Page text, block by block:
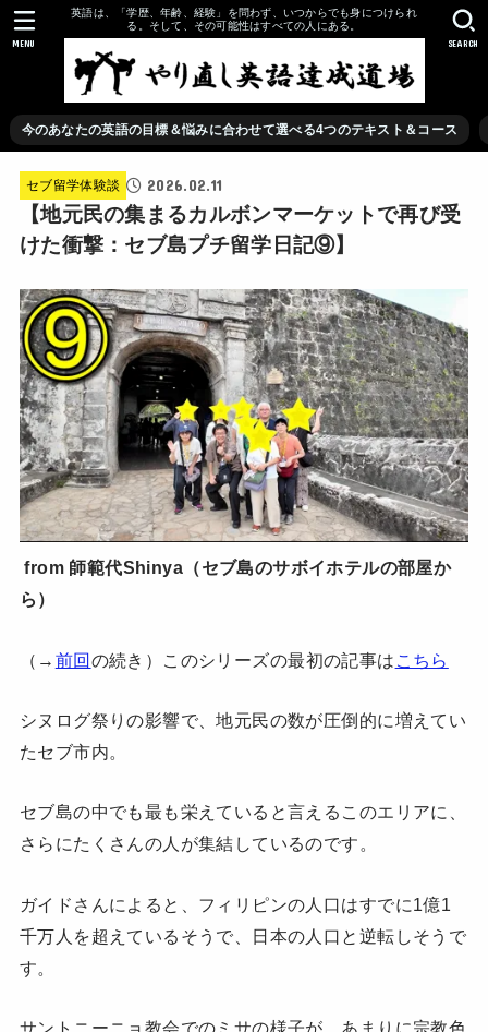
英語は、「学歴、年齢、経験」を問わず、いつからでも身につけられ
る。そして、その可能性はすべての人にある。
今のあなたの英語の目標＆悩みに合わせて選べる4つのテキスト＆コース
SEARCH
MENU
セブ留学体験談 2026.02.11
【地元民の集まるカルボンマーケットで再び受
けた衝撃：セブ島プチ留学日記⑨】
from 師範代Shinya（セブ島のサボイホテルの部屋か
ら）
（→ 前回の続き）このシリーズの最初の記事は こちら
シヌログ祭りの影響で、地元民の数が圧倒的に増えてい
たセブ市内。
セブ島の中でも最も栄えていると言えるこのエリアに、
さらにたくさんの人が集結しているのです。
ガイドさんによると、フィリピンの人口はすでに1億1
千万人を超えているそうで、日本の人口と逆転しそうで
す。
サントニーニョ教会でのミサの様子が、あまりに宗教色